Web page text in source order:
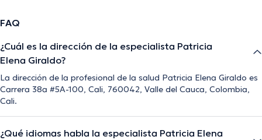
FAQ
¿Cuál es la dirección de la especialista Patricia
Elena Giraldo?
La dirección de la profesional de la salud Patricia Elena Giraldo es
Carrera 38a #5A-100, Cali, 760042, Valle del Cauca, Colombia,
Cali.
¿Qué idiomas habla la especialista Patricia Elena